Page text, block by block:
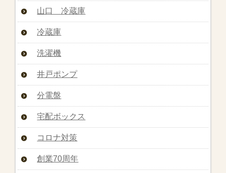
山口 冷蔵庫
冷蔵庫
洗濯機
井戸ポンプ
分電盤
宅配ボックス
コロナ対策
創業70周年